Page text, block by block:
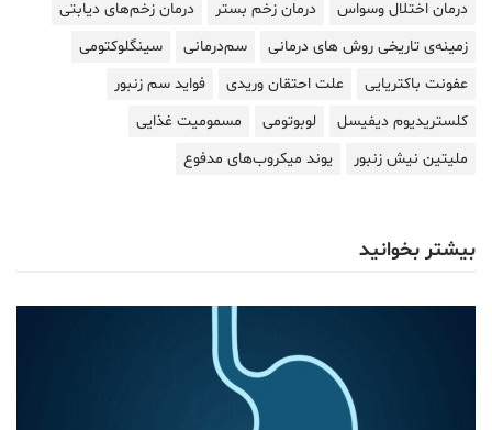
درمان اختلال وسواس
درمان زخم بستر
درمان زخم‌های دیابتی
زمینه‌ی تاریخی روش های درمانی
سم‌درمانی
سینگلوکتومی
عفونت باکتریایی
علت احتقان وریدی
فواید سم زنبور
کلستریدیوم دیفیسل
لوبوتومی
مسمومیت غذایی
ملیتین نیش زنبور
یوند میکروب‌‌های مدفوع
بیشتر بخوانید